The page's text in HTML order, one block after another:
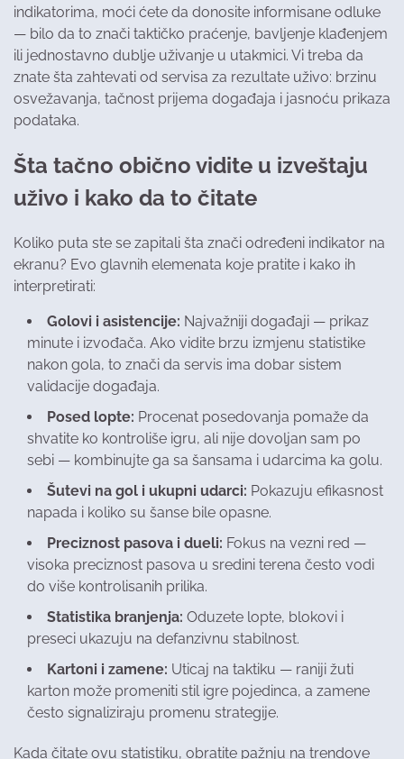
indikatorima, moći ćete da donosite informisane odluke
— bilo da to znači taktičko praćenje, bavljenje klađenjem
ili jednostavno dublje uživanje u utakmici. Vi treba da
znate šta zahtevati od servisa za rezultate uživo: brzinu
osvežavanja, tačnost prijema događaja i jasnoću prikaza
podataka.
Šta tačno obično vidite u izveštaju
uživo i kako da to čitate
Koliko puta ste se zapitali šta znači određeni indikator na
ekranu? Evo glavnih elemenata koje pratite i kako ih
interpretirati:
Golovi i asistencije: Najvažniji događaji — prikaz
minute i izvođača. Ako vidite brzu izmjenu statistike
nakon gola, to znači da servis ima dobar sistem
validacije događaja.
Posed lopte: Procenat posedovanja pomaže da
shvatite ko kontroliše igru, ali nije dovoljan sam po
sebi — kombinujte ga sa šansama i udarcima ka golu.
Šutevi na gol i ukupni udarci: Pokazuju efikasnost
napada i koliko su šanse bile opasne.
Preciznost pasova i dueli: Fokus na vezni red —
visoka preciznost pasova u sredini terena često vodi
do više kontrolisanih prilika.
Statistika branjenja: Oduzete lopte, blokovi i
preseci ukazuju na defanzivnu stabilnost.
Kartoni i zamene: Uticaj na taktiku — raniji žuti
karton može promeniti stil igre pojedinca, a zamene
često signaliziraju promenu strategije.
Kada čitate ovu statistiku, obratite pažnju na trendove